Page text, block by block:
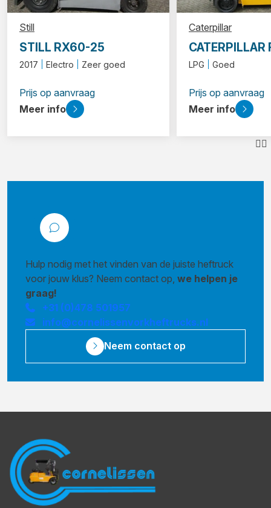
Still
STILL RX60-25
2017 Electro Zeer goed
Prijs op aanvraag
Meer info
Caterpillar
CATERPILLAR
LPG Goed
Prijs op aanvraag
Meer info
Hulp nodig met het vinden van de juiste heftruck
voor jouw klus? Neem contact op, we helpen je
graag!
+31 (0)478 501957
info@cornelissenvorkheftrucks.nl
Neem contact op